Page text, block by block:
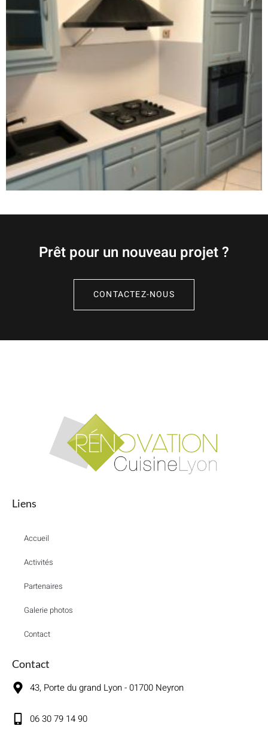
Prêt pour un nouveau projet ?
CONTACTEZ-NOUS
Liens
Accueil
Activités
Partenaires
Galerie photos
Contact
Contact
43, Porte du grand Lyon - 01700 Neyron
06 30 79 14 90